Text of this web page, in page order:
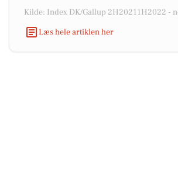
Kilde: Index DK/Gallup 2H20211H2022 -
Læs hele artiklen her